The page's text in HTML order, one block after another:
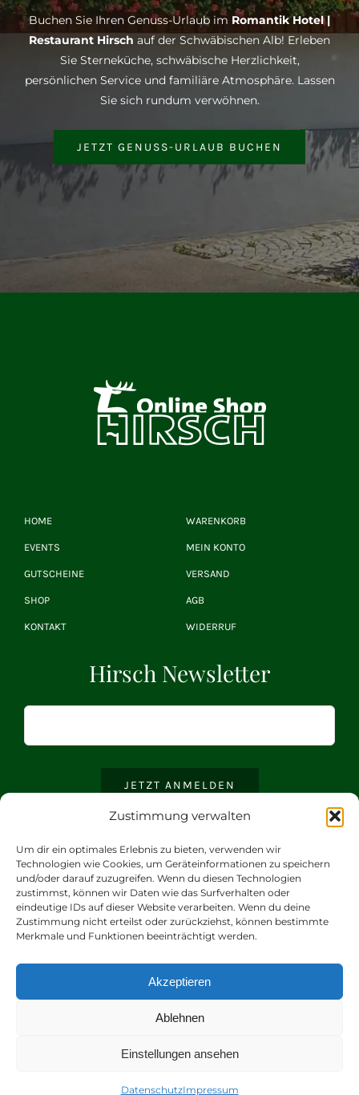
Zustimmung verwalten
Um dir ein optimales Erlebnis zu bieten, verwenden wir
Technologien wie Cookies, um Geräteinformationen zu speichern
und/oder darauf zuzugreifen. Wenn du diesen Technologien
zustimmst, können wir Daten wie das Surfverhalten oder
eindeutige IDs auf dieser Website verarbeiten. Wenn du deine
Zustimmung nicht erteilst oder zurückziehst, können bestimmte
Merkmale und Funktionen beeinträchtigt werden.
Akzeptieren
Ablehnen
Einstellungen ansehen
DatenschutzImpressum
Buchen Sie Ihren Genuss-Urlaub im Romantik Hotel |
Restaurant Hirsch auf der Schwäbischen Alb! Erleben
Sie Sterneküche, schwäbische Herzlichkeit,
persönlichen Service und familiäre Atmosphäre. Lassen
Sie sich rundum verwöhnen.
JETZT GENUSS-URLAUB BUCHEN
HOME
EVENTS
GUTSCHEINE
SHOP
KONTAKT
WARENKORB
MEIN KONTO
VERSAND
AGB
WIDERRUF
Hirsch Newsletter
JETZT ANMELDEN
| Alle Rechte vorbehalten